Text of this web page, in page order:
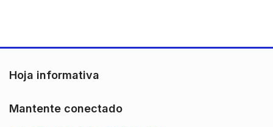
Hoja informativa
Mantente conectado